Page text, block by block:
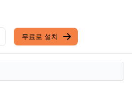
무료로 설치